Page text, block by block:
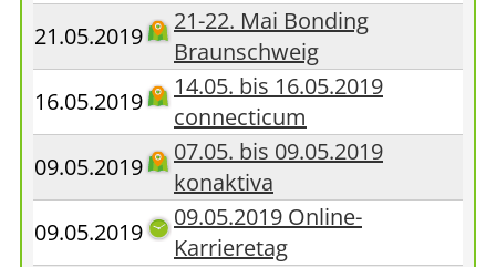
21.05.2019
21-22. Mai Bonding
Braunschweig
16.05.2019
14.05. bis 16.05.2019
connecticum
09.05.2019
07.05. bis 09.05.2019
konaktiva
09.05.2019
09.05.2019 Online-
Karrieretag